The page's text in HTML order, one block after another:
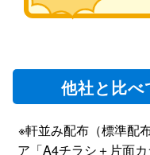
他社と比
※軒並み配布（標準配
ア「A4チラシ＋片面